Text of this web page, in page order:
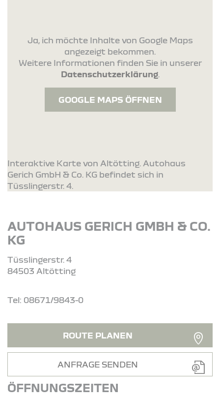
Ja, ich möchte Inhalte von Google Maps
angezeigt bekommen.
Weitere Informationen finden Sie in unserer
Datenschutzerklärung.
GOOGLE MAPS ÖFFNEN
Interaktive Karte von Altötting. Autohaus
Gerich GmbH & Co. KG befindet sich in
Tüsslingerstr. 4.
AUTOHAUS GERICH GMBH & CO.
KG
Tüsslingerstr. 4
84503 Altötting
Tel: 08671/9843-0
ROUTE PLANEN
ANFRAGE SENDEN
ÖFFNUNGSZEITEN